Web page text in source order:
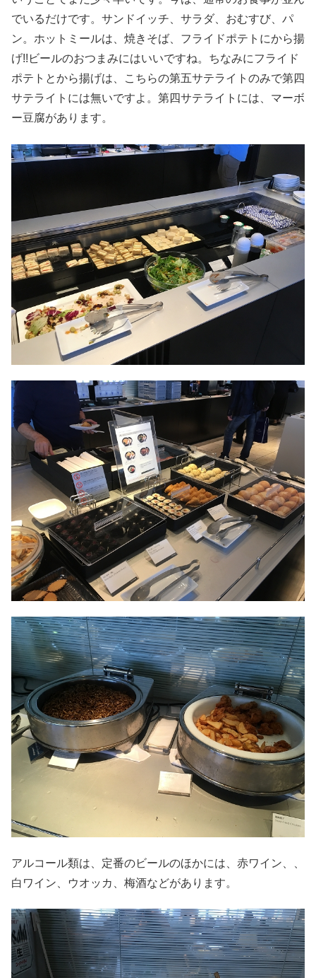
でいるだけです。サンドイッチ、サラダ、おむすび、パ
ン。ホットミールは、焼きそば、フライドポテトにから揚
げ!!ビールのおつまみにはいいですね。ちなみにフライド
ポテトとから揚げは、こちらの第五サテライトのみで第四
サテライトには無いですよ。第四サテライトには、マーボ
ー豆腐があります。
アルコール類は、定番のビールのほかには、赤ワイン、、
白ワイン、ウオッカ、梅酒などがあります。